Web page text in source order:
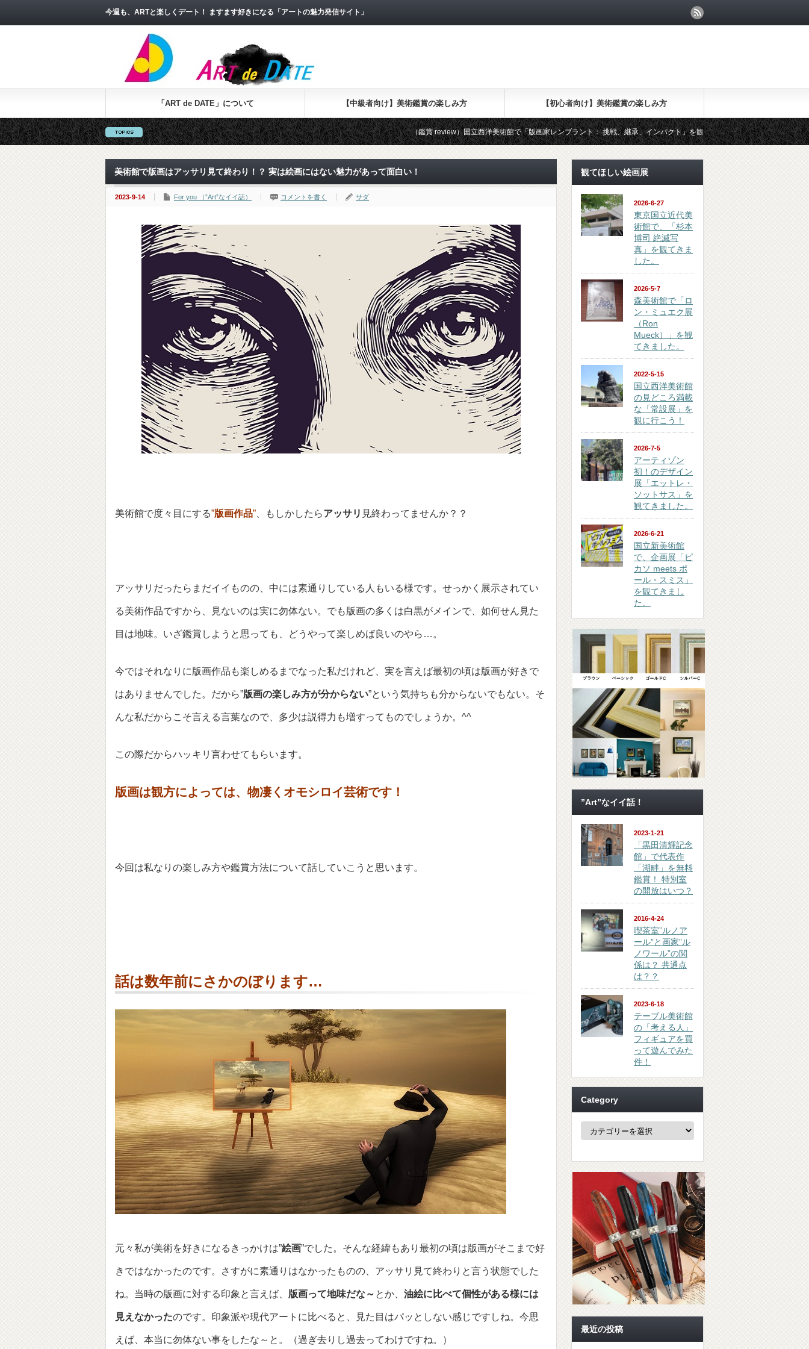
今週も、ARTと楽しくデート！ ますます好きになる「アートの魅力発信サイト」
「ART de DATE」について 【中級者向け】美術鑑賞の楽しみ方 【初心者向け】美術鑑賞の楽しみ方
（鑑賞 review）国立西洋美術館で「版画家レンブラント： 挑戦、継承、インパクト」を観てきました （鑑賞 review）東京都
美術館で版画はアッサリ見て終わり！？ 実は絵画にはない魅力があって面白い！
2023-9-14 For you （”Art”なイイ話） コメントを書く サダ
美術館で度々目にする”版画作品” 、もしかしたらアッサリ 見終わってませんか？？
アッサリだったらまだイイものの、中には素通りしている人もいる様です。せっかく展示されてい
る美術作品ですから、見ないのは実に勿体ない。でも版画の多くは白黒がメインで、如何せん見た
目は地味。いざ鑑賞しようと思っても、どうやって楽しめば良いのやら…。
今ではそれなりに版画作品も楽しめるまでなった私だけれど、実を言えば最初の頃は版画が好きで
はありませんでした。だから”版画の楽しみ方が分からない”という気持ちも分からないでもない。そ
んな私だからこそ言える言葉なので、多少は説得力も増すってものでしょうか。^^
この際だからハッキリ言わせてもらいます。
版画は観方によっては、物凄くオモシロイ芸術です！
今回は私なりの楽しみ方や鑑賞方法について話していこうと思います。
話は数年前にさかのぼります…
元々私が美術を好きになるきっかけは”絵画”でした。そんな経緯もあり最初の頃は版画がそこまで好
きではなかったのです。さすがに素通りはなかったものの、アッサリ見て終わりと言う状態でした
ね。当時の版画に対する印象と言えば、 版画って地味だな～ とか、 油絵に比べて個性がある様には
見えなかったのです。印象派や現代アートに比べると、見た目はパッとしない感じですしね。今思
えば、本当に勿体ない事をしたな～と。（過ぎ去りし過去ってわけですね。）
観てほしい絵画展
2026-6-27
東京国立近代美
術館で、「杉本
博司 絶滅写
真」を観てきま
した。
2026-5-7
森美術館で「ロ
ン・ミュエク展
（Ron
Mueck）」を観
てきました。
2022-5-15
国立西洋美術館
の見どころ満載
な「常設展」を
観に行こう！
2026-7-5
アーティゾン
初！のデザイン
展「エットレ・
ソットサス」を
観てきました。
2026-6-21
国立新美術館
で、企画展「ピ
カソ meets ポ
ール・スミス」
を観てきまし
た。
”Art”なイイ話！
2023-1-21
「黒田清輝記念
館」で代表作
「湖畔」を無料
鑑賞！ 特別室
の開放はいつ？
2016-4-24
喫茶室”ルノア
ール”と画家”ル
ノワール”の関
係は？ 共通点
は？？
2023-6-18
テーブル美術館
の「考える人」
フィギュアを買
って遊んでみた
件！
Category
Category
最近の投稿